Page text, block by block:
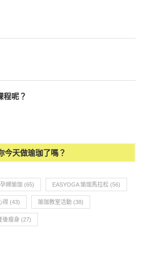
程呢？
今天做瑜珈了嗎？
孕婦瑜珈 (65) EASYOGA 瑜珈馬拉松 (56)
得 (43) 瑜珈教室活動 (38)
後瘦身 (27)